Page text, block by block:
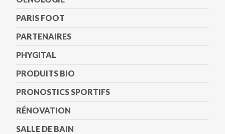
PARIS FOOT
PARTENAIRES
PHYGITAL
PRODUITS BIO
PRONOSTICS SPORTIFS
RÉNOVATION
SALLE DE BAIN